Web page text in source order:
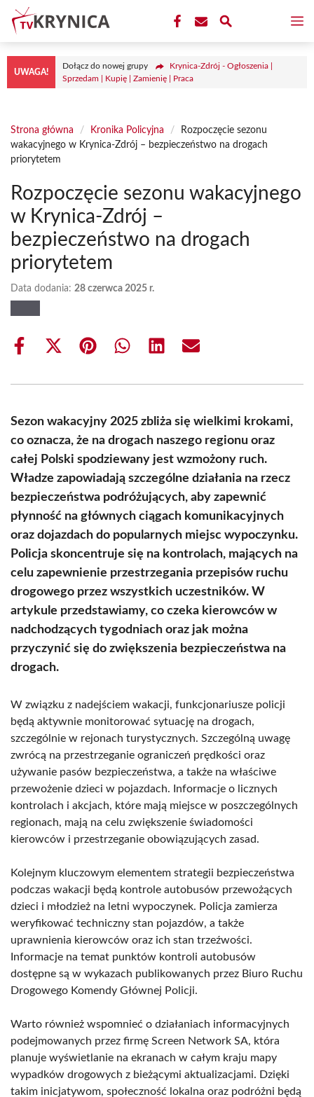
Przejdź
treści
UWAGA!
Dołącz do nowej grupy
Krynica-Zdrój - Ogłoszenia |
Sprzedam | Kupię | Zamienię | Praca
Strona główna / Kronika Policyjna /
Rozpoczęcie sezonu
wakacyjnego w Krynica-Zdrój – bezpieczeństwo na drogach
priorytetem
Rozpoczęcie sezonu wakacyjnego
w Krynica-Zdrój –
bezpieczeństwo na drogach
priorytetem
Data dodania: 28 czerwca 2025 r.
Share
Share
(Twitter)
Share Share Share Share
Sezon wakacyjny 2025 zbliża się wielkimi krokami,
co oznacza, że na drogach naszego regionu oraz
całej Polski spodziewany jest wzmożony ruch.
Władze zapowiadają szczególne działania na rzecz
bezpieczeństwa podróżujących, aby zapewnić
płynność na głównych ciągach komunikacyjnych
oraz dojazdach do popularnych miejsc wypoczynku.
Policja skoncentruje się na kontrolach, mających na
celu zapewnienie przestrzegania przepisów ruchu
drogowego przez wszystkich uczestników. W
artykule przedstawiamy, co czeka kierowców w
nadchodzących tygodniach oraz jak można
przyczynić się do zwiększenia bezpieczeństwa na
drogach.
W związku z nadejściem wakacji, funkcjonariusze policji
będą aktywnie monitorować sytuację na drogach,
szczególnie w rejonach turystycznych. Szczególną uwagę
zwrócą na przestrzeganie ograniczeń prędkości oraz
używanie pasów bezpieczeństwa, a także na właściwe
przewożenie dzieci w pojazdach. Informacje o licznych
kontrolach i akcjach, które mają miejsce w poszczególnych
regionach, mają na celu zwiększenie świadomości
kierowców i przestrzeganie obowiązujących zasad.
Kolejnym kluczowym elementem strategii bezpieczeństwa
podczas wakacji będą kontrole autobusów przewożących
dzieci i młodzież na letni wypoczynek. Policja zamierza
weryfikować techniczny stan pojazdów, a także
uprawnienia kierowców oraz ich stan trzeźwości.
Informacje na temat punktów kontroli autobusów
dostępne są w wykazach publikowanych przez Biuro Ruchu
Drogowego Komendy Głównej Policji.
Warto również wspomnieć o działaniach informacyjnych
podejmowanych przez firmę Screen Network SA, która
planuje wyświetlanie na ekranach w całym kraju mapy
wypadków drogowych z bieżącymi aktualizacjami. Dzięki
takim inicjatywom, społeczność lokalna oraz podróżni będą